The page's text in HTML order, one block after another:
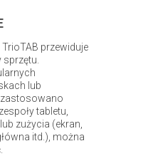
przewiduje
lub
tabletu,
zużycia (ekran,
itd.), można